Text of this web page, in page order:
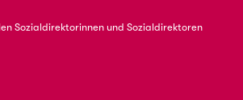
Sozialdirektorinnen und Sozialdirektoren